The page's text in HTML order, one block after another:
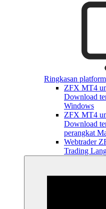
Ringkasan platform
ZFX MT4
Download
Windows
ZFX MT4
Download
perangkat
Webtrader
Trading